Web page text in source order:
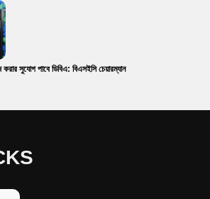
সুযোগ পাবে ডিবিএ: বিএসইসি চেয়ারম্যান